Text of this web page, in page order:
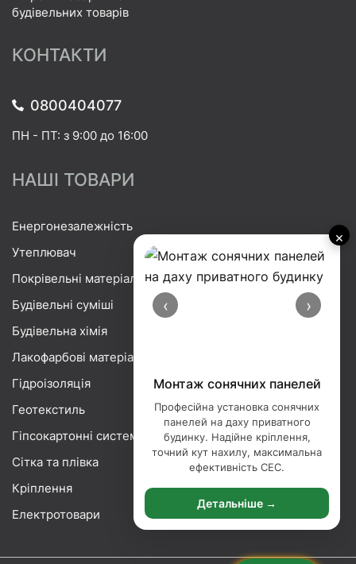
×
‹ ›
Монтаж сонячних панелей
Професійна установка сонячних
панелей на даху приватного
будинку. Надійне кріплення,
точний кут нахилу, максимальна
ефективність СЕС.
Детальніше →
будівельних товарів
КОНТАКТИ
0800404077
ПН - ПТ: з 9:00 до 16:00
НАШІ ТОВАРИ
Енергонезалежність
Утеплювач
Покрівельні матеріали
Будівельні суміші
Будівельна хімія
Лакофарбові матеріали
Гідроізоляція
Геотекстиль
Гіпсокартонні системи
Сітка та плівка
Кріплення
Електротовари